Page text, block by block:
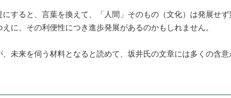
すると、言葉を換えて、「人間」そのもの（文化）は発展せ
に、その利便性につき進歩発展があるのかもしれません。
未来を伺う材料となると読めて、坂井氏の文章には多くの含意